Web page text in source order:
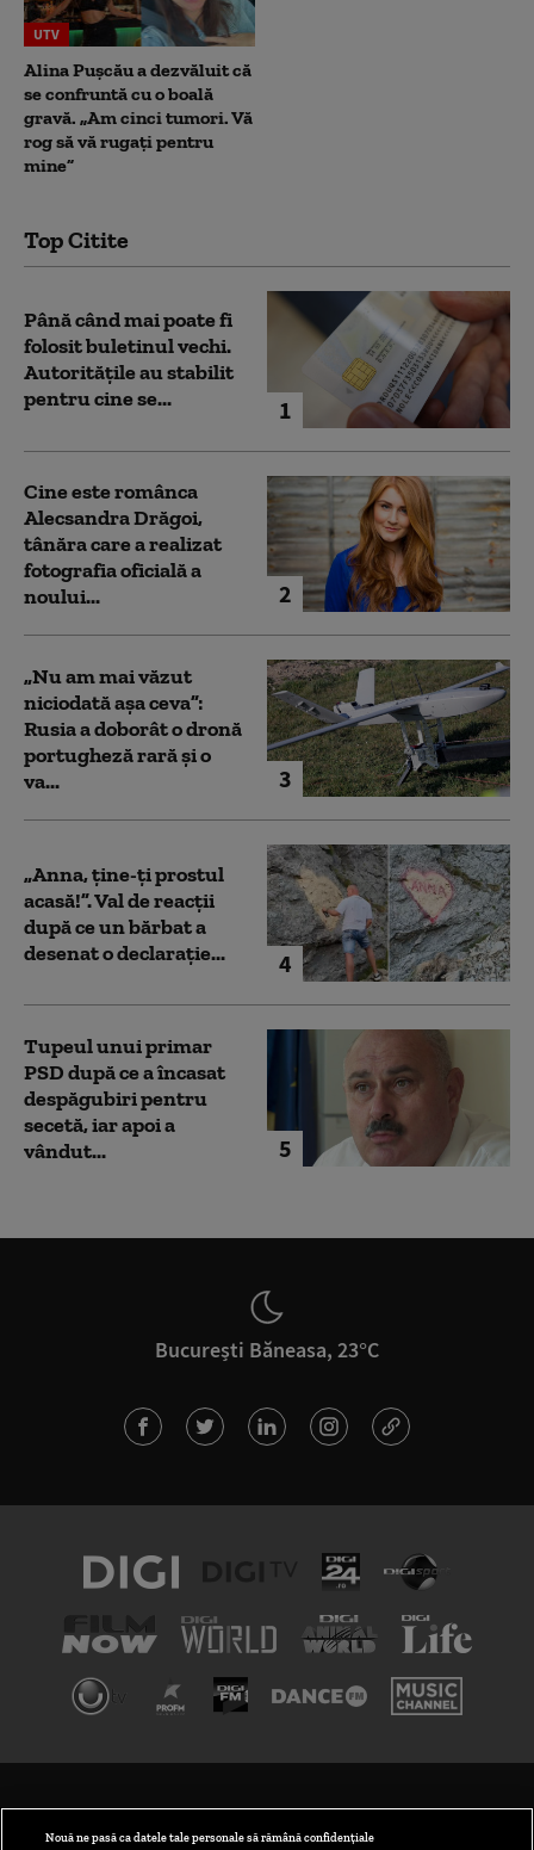
UTV
Alina Pușcău a dezvăluit că
se confruntă cu o boală
gravă. „Am cinci tumori. Vă
rog să vă rugați pentru
mine”
Top Citite
1
Până când mai poate fi
folosit buletinul vechi.
Autoritățile au stabilit
pentru cine se...
2
Cine este românca
Alecsandra Drăgoi,
tânăra care a realizat
fotografia oficială a
noului...
3
„Nu am mai văzut
niciodată așa ceva”:
Rusia a doborât o dronă
portugheză rară și o
va...
4
„Anna, ţine-ţi prostul
acasă!”. Val de reacții
după ce un bărbat a
desenat o declarație...
5
Tupeul unui primar
PSD după ce a încasat
despăgubiri pentru
secetă, iar apoi a
vândut...
București Băneasa, 23°C
Nouă ne pasă ca datele tale personale să rămână confidențiale